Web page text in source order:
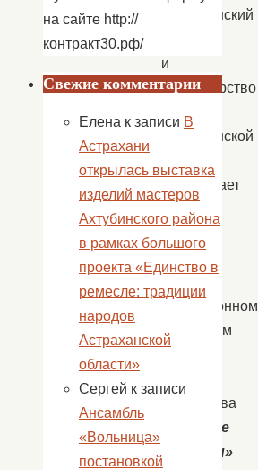
«Ахтубинский
и
Министерство
Астраханской
приглашает
традиционном
областном
творчества
«Звонкие
ладошки»
на сайте http://
контракт30.рф/
Свежие комментарии
Елена к записи В
Астрахани
открылась выставка
изделий мастеров
Ахтубинского района
в рамках большого
проекта «Единство в
ремесле: традиции
народов
Астраханской
области»
Сергей к записи
Ансамбль
«Вольница»
постановкой